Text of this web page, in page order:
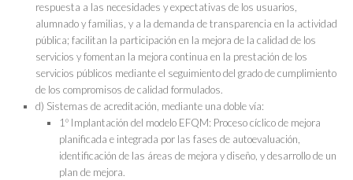
respuesta a las necesidades y expectativas de los usuarios,
alumnado y familias, y a la demanda de transparencia en la actividad
pública; facilitan la participación en la mejora de la calidad de los
servicios y fomentan la mejora continua en la prestación de los
servicios públicos mediante el seguimiento del grado de cumplimiento
de los compromisos de calidad formulados.
d) Sistemas de acreditación, mediante una doble vía:
1º Implantación del modelo EFQM: Proceso cíclico de mejora
planificada e integrada por las fases de autoevaluación,
identificación de las áreas de mejora y diseño, y desarrollo de un
plan de mejora.